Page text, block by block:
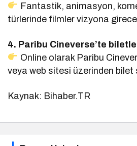
Fantastik, animasyon,
türlerinde filmler vizyona
4. Paribu Cineverse’te
Online olarak Paribu
veya web sitesi üzerinden bilet
Kaynak: Bihaber.TR